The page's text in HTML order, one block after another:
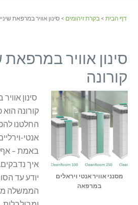
דף הבית > בקרת זיהומים > סינון אוויר במרפאת
סינון אוויר במרפאת
קורונה
מסנני אוויר אנטי ויראלים
במרפאה
סינון אוויר
קורונה
החלטנו
אנטי-
באמת – אף
איך
יודע עד
הממשלה